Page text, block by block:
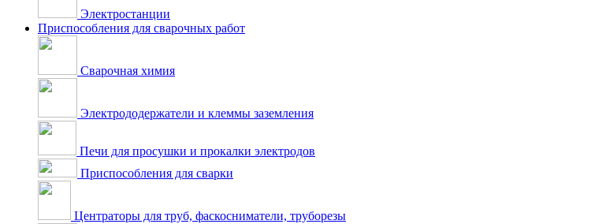
Электростанции
Приспособления для сварочных работ
Сварочная химия
Электрододержатели и клеммы заземления
Печи для просушки и прокалки электродов
Приспособления для сварки
Центраторы для труб, фаскосниматели, труборезы